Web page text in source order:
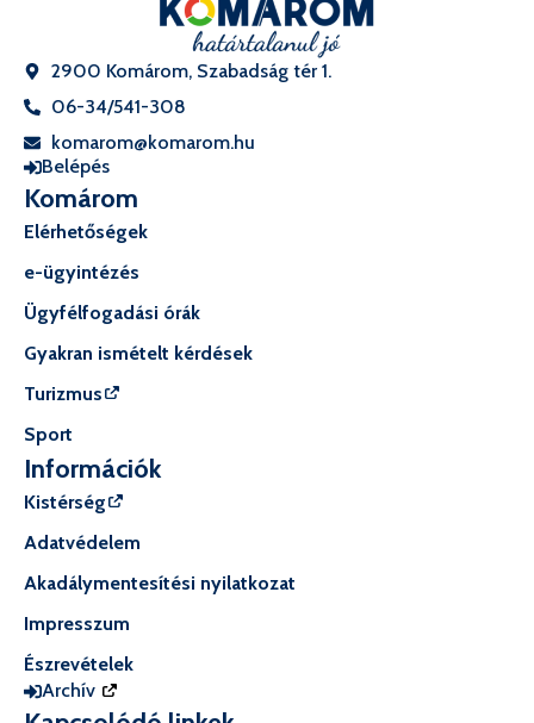
2900 Komárom, Szabadság tér 1.
06-34/541-308
komarom@komarom.hu
Belépés
Komárom
Elérhetőségek
e-ügyintézés
Ügyfélfogadási órák
Gyakran ismételt kérdések
Turizmus
Sport
Információk
Kistérség
Adatvédelem
Akadálymentesítési nyilatkozat
Impresszum
Észrevételek
Archív